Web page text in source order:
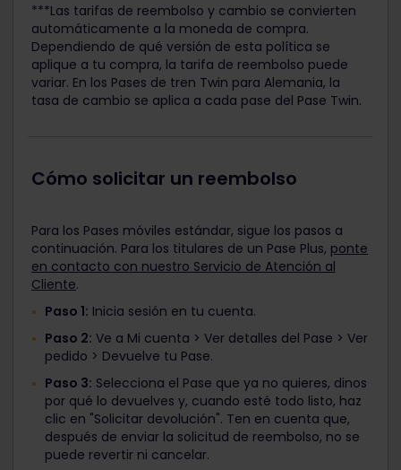
***Las tarifas de reembolso y cambio se convierten
automáticamente a la moneda de compra.
Dependiendo de qué versión de esta política se
aplique a tu compra, la tarifa de reembolso puede
variar. En los Pases de tren Twin para Alemania, la
tasa de cambio se aplica a cada pase del Pase Twin.
Cómo solicitar un reembolso
Para los Pases móviles estándar, sigue los pasos a
continuación. Para los titulares de un Pase Plus, ponte
en contacto con nuestro Servicio de Atención al
Cliente.
Paso 1: Inicia sesión en tu cuenta.
Paso 2: Ve a Mi cuenta > Ver detalles del Pase > Ver
pedido > Devuelve tu Pase.
Paso 3: Selecciona el Pase que ya no quieres, dinos
por qué lo devuelves y, cuando esté todo listo, haz
clic en "Solicitar devolución". Ten en cuenta que,
después de enviar la solicitud de reembolso, no se
puede revertir ni cancelar.